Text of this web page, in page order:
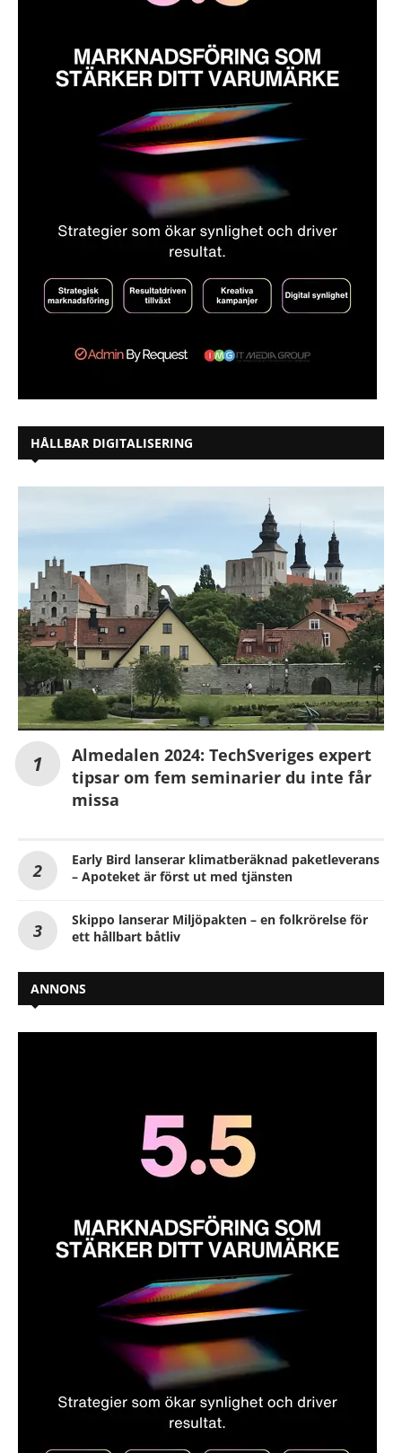
HÅLLBAR DIGITALISERING
Almedalen 2024: TechSveriges expert
tipsar om fem seminarier du inte får
missa
Early Bird lanserar klimatberäknad paketleverans
– Apoteket är först ut med tjänsten
Skippo lanserar Miljöpakten – en folkrörelse för
ett hållbart båtliv
ANNONS